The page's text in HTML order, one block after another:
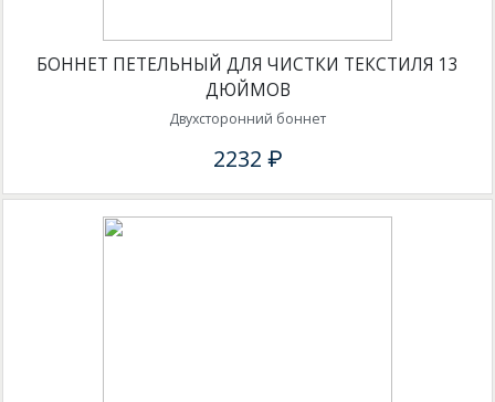
БОННЕТ ПЕТЕЛЬНЫЙ ДЛЯ ЧИСТКИ ТЕКСТИЛЯ 13
ДЮЙМОВ
Двухсторонний боннет
2232 ₽